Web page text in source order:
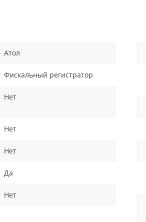
Атол
Фискальный регистратор
Нет
Нет
Нет
Да
Нет